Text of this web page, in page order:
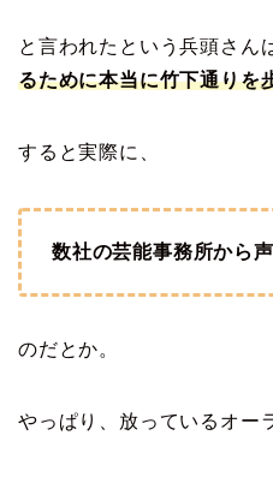
と言われたという兵頭さん
るために本当に竹下通りを
すると実際に、
数社の芸能事務所から
のだとか。
やっぱり、放っているオー